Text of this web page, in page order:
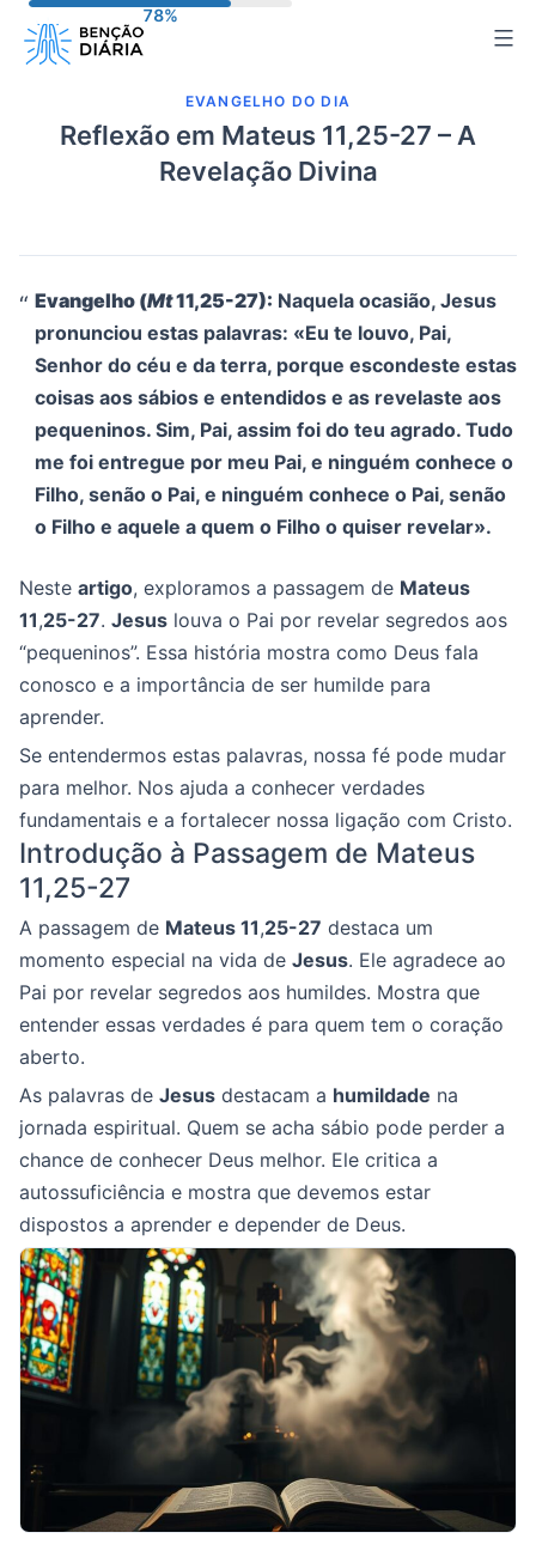
para
conteúdo
EVANGELHO DO DIA
Reflexão em Mateus 11,25-27 – A
Revelação Divina
Evangelho (Mt11,25-27): Naquela ocasião, Jesus
pronunciou estas palavras: «Eu te louvo, Pai,
Senhor do céu e da terra, porque escondeste estas
coisas aos sábios e entendidos e as revelaste aos
pequeninos. Sim, Pai, assim foi do teu agrado. Tudo
me foi entregue por meu Pai, e ninguém conhece o
Filho, senão o Pai, e ninguém conhece o Pai, senão
o Filho e aquele a quem o Filho o quiser revelar».
Neste artigo, exploramos a passagem de Mateus
11,25-27. Jesus louva o Pai por revelar segredos aos
“pequeninos”. Essa história mostra como Deus fala
conosco e a importância de ser humilde para
aprender.
Se entendermos estas palavras, nossa fé pode mudar
para melhor. Nos ajuda a conhecer verdades
fundamentais e a fortalecer nossa ligação com Cristo.
Introdução à Passagem de Mateus
11,25-27
A passagem de Mateus 11,25-27 destaca um
momento especial na vida de Jesus. Ele agradece ao
Pai por revelar segredos aos humildes. Mostra que
entender essas verdades é para quem tem o coração
aberto.
As palavras de Jesus destacam a humildade na
jornada espiritual. Quem se acha sábio pode perder a
chance de conhecer Deus melhor. Ele critica a
autossuficiência e mostra que devemos estar
dispostos a aprender e depender de Deus.